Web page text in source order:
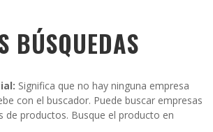
BÚSQUEDAS
Significa que no hay ninguna empresa
con el buscador. Puede buscar empresas
de productos. Busque el producto en